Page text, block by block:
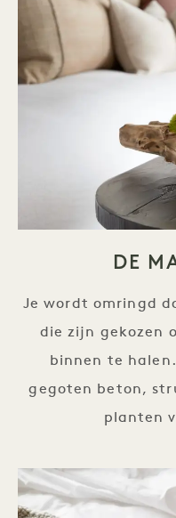
DE
Je wordt omringd
die zijn gekozen
binnen te
gegoten beton,
planten